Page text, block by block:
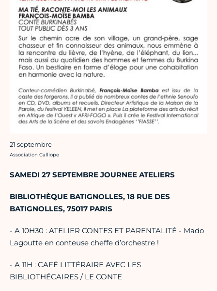
21 septembre
Crédit photo :
Association Calliope
SAMEDI 27 SEPTEMBRE JOURNEE ATELIERS
BIBLIOTHÈQUE BATIGNOLLES, 18 RUE DES
BATIGNOLLES, 75017 PARIS
- A 10H30 : ATELIER CONTES ET PARENTALITÉ - Mado
Lagoutte en conteuse cheffe d’orchestre !
- A 11H : CAFÉ LITTÉRAIRE AVEC LES
BIBLIOTHÉCAIRES / LE CONTE